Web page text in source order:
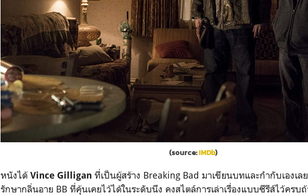
(source:IMDb)
หนังได้ Vince Gilligan ที่เป็นผู้สร้าง Breaking Bad มาเขียนบทและกำกับเองเ
รักษากลิ่นอาย BB ที่คุ้นเคยไว้ได้ในระดับนึง คงสไตล์การเล่าเรื่องแบบซีรีส์ไว้ครบ